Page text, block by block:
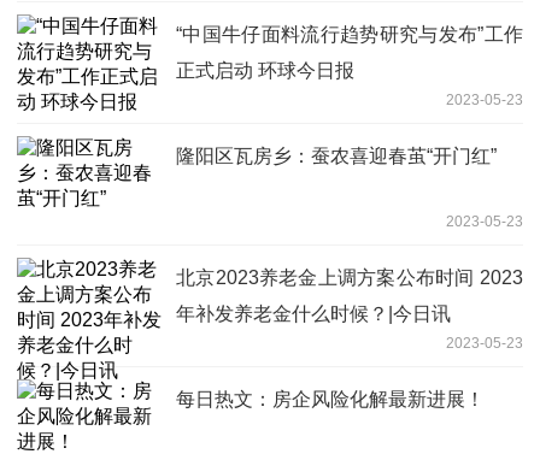
“中国牛仔面料流行趋势研究与发布”工作
正式启动 环球今日报
2023-05-23
隆阳区瓦房乡：蚕农喜迎春茧“开门红”
2023-05-23
北京2023养老金上调方案公布时间 2023
年补发养老金什么时候？|今日讯
2023-05-23
每日热文：房企风险化解最新进展！